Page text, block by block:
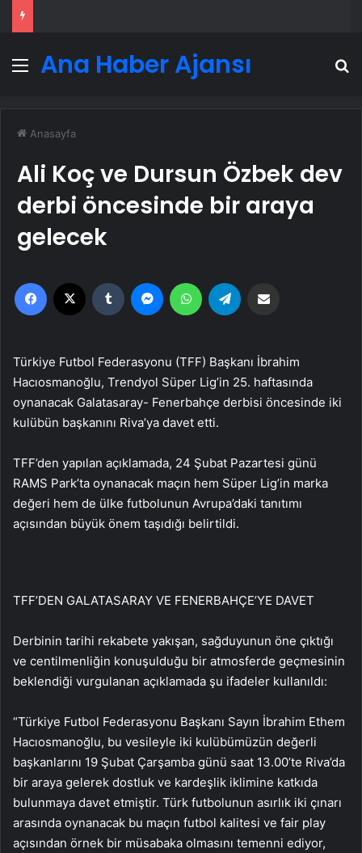
Menü
Ana Haber Ajansı
Anasayfa
Ali Koç ve Dursun Özbek dev
derbi öncesinde bir araya
gelecek
Facebook Tumblr MessengerWhatsApp
Türkiye Futbol Federasyonu (TFF) Başkanı İbrahim
Hacıosmanoğlu, Trendyol Süper Lig’in 25. haftasında
oynanacak Galatasaray- Fenerbahçe derbisi öncesinde iki
kulübün başkanını Riva’ya davet etti.
TFF’den yapılan açıklamada, 24 Şubat Pazartesi günü
RAMS Park’ta oynanacak maçın hem Süper Lig’in marka
değeri hem de ülke futbolunun Avrupa’daki tanıtımı
açısından büyük önem taşıdığı belirtildi.
TFF’DEN GALATASARAY VE FENERBAHÇE’YE DAVET
Derbinin tarihi rekabete yakışan, sağduyunun öne çıktığı
ve centilmenliğin konuşulduğu bir atmosferde geçmesinin
beklendiği vurgulanan açıklamada şu ifadeler kullanıldı:
“Türkiye Futbol Federasyonu Başkanı Sayın İbrahim Ethem
Hacıosmanoğlu, bu vesileyle iki kulübümüzün değerli
başkanlarını 19 Şubat Çarşamba günü saat 13.00’te Riva’da
bir araya gelerek dostluk ve kardeşlik iklimine katkıda
bulunmaya davet etmiştir. Türk futbolunun asırlık iki çınarı
arasında oynanacak bu maçın futbol kalitesi ve fair play
açısından örnek bir müsabaka olmasını temenni ediyor,